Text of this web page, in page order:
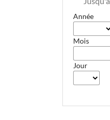
Année
Mois
Jour